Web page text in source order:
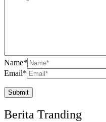
Name*
Email*
Berita Tranding